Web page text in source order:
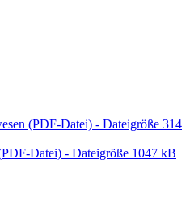
(PDF-Datei) - Dateigröße 314
Datei) - Dateigröße 1047 kB